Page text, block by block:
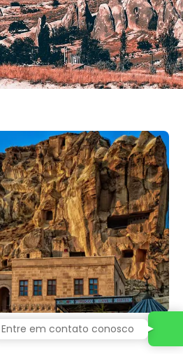
Entre em contato conosco